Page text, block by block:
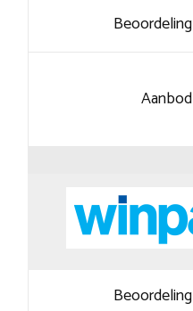
Beoordeling
Aanbod
Beoordeling